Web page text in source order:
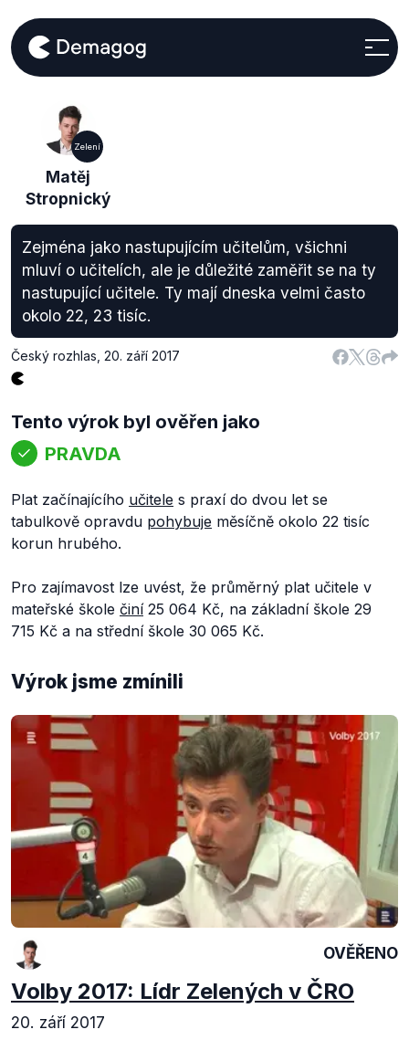
Zelení
Matěj
Stropnický
Zejména jako nastupujícím učitelům, všichni
mluví o učitelích, ale je důležité zaměřit se na ty
nastupující učitele. Ty mají dneska velmi často
okolo 22, 23 tisíc.
Český rozhlas 20. září 2017
Tento výrok byl ověřen jako
PRAVDA
Plat začínajícího učitele s praxí do dvou let se
tabulkově opravdu pohybuje měsíčně okolo 22 tisíc
korun hrubého.
Pro zajímavost lze uvést, že průměrný plat učitele v
mateřské škole činí25 064 Kč, na základní škole 29
715 Kč a na střední škole 30 065 Kč.
Výrok jsme zmínili
OVĚŘENO
Volby 2017: Lídr Zelených v ČRO
20. září 2017